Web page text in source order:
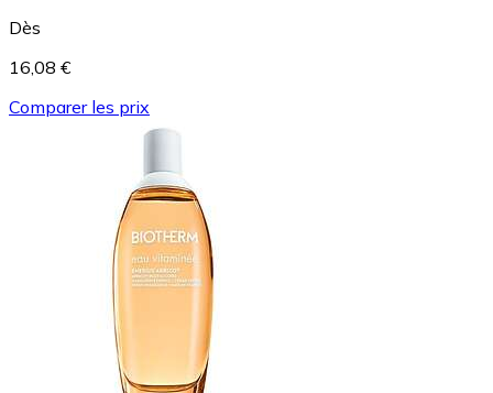
Dès
16,08 €
Comparer les prix